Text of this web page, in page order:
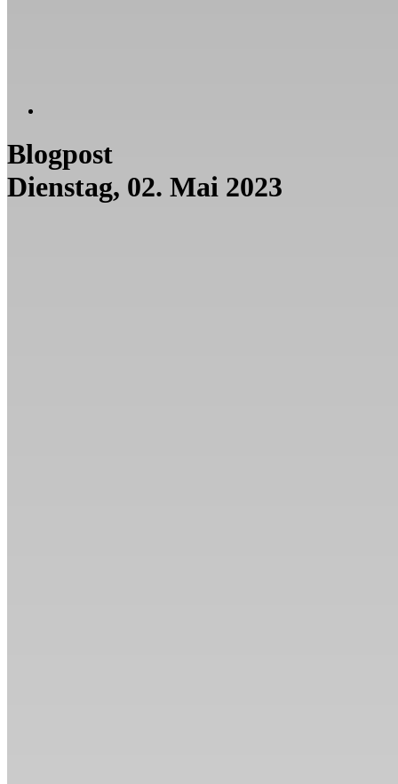
Blogpost
Dienstag, 02. Mai 2023